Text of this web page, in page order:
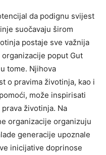
da podignu svijest
suočavaju širom
postaje sve važnija
poput Gut
tome. Njihova
o pravima životinja, kao i
može inspirisati
životinja. Na
organizacije organizuju
generacije upoznale
inicijative doprinose